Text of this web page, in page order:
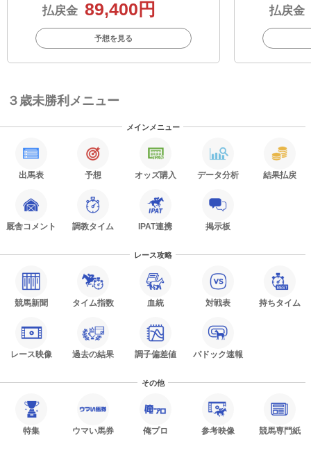
払戻金 89,400円
予想を見る
払戻金
３歳未勝利メニュー
メインメニュー
出馬表 予想 オッズ購入 データ分析 結果払戻
厩舎コメント 調教タイム IPAT連携 掲示板
レース攻略
競馬新聞 タイム指数 血統 対戦表 持ちタイム
レース映像 過去の結果 調子偏差値 パドック速報
その他
特集 ウマい馬券 俺プロ 参考映像 競馬専門紙